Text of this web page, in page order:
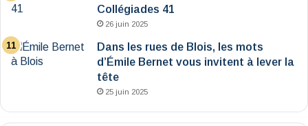
Collégiades 41
26 juin 2025
Dans les rues de Blois, les mots
d’Émile Bernet vous invitent à lever la
tête
25 juin 2025